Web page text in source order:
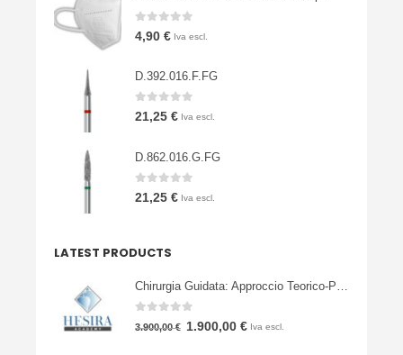
0 Su 5
4,90 € Iva escl.
D.392.016.F.FG
0Su 5
21,25 € Iva escl.
D.862.016.G.FG
0Su 5
21,25 € Iva escl.
LATEST PRODUCTS
3.900,00€ Il
1.900,00 €IlIva escl.